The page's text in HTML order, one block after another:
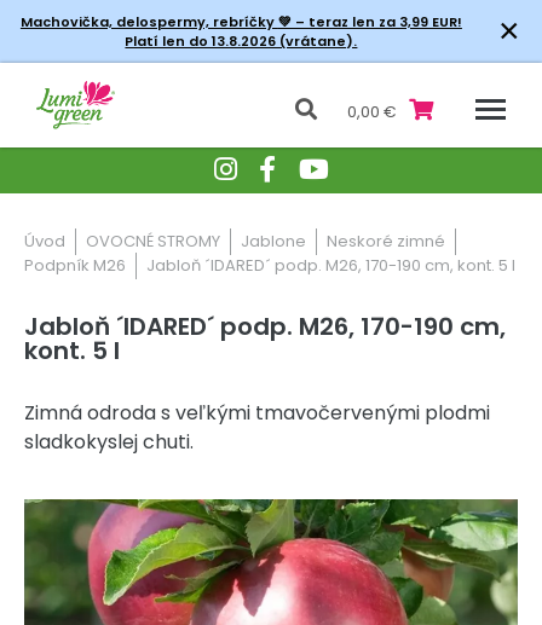
Machovička, delospermy, rebríčky💚 – teraz len za 3,99 EUR!
Platí len do 13.8.2026 (vrátane).
×
0,00 €
Úvod OVOCNÉ STROMY Jablone
Neskoré zimné
Podpník M26
Jabloň ´IDARED´ podp. M26, 170-190 cm, kont. 5 l
Jabloň ´IDARED´ podp. M26, 170-190 cm,
kont. 5 l
Zimná odroda s veľkými tmavočervenými plodmi
sladkokyslej chuti.